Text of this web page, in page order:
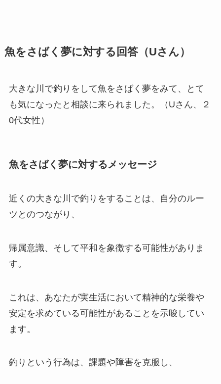
魚をさばく夢に対する回答（Uさん）
大きな川で釣りをして魚をさばく夢をみて、とて
も気になったと相談に来られました。（Uさん、２
0代女性）
魚をさばく夢に対するメッセージ
近くの大きな川で釣りをすることは、自分のルー
ツとのつながり、
帰属意識、そして平和を象徴する可能性がありま
す。
これは、あなたが実生活において精神的な栄養や
安定を求めている可能性があることを示唆してい
ます。
釣りという行為は、課題や障害を克服し、